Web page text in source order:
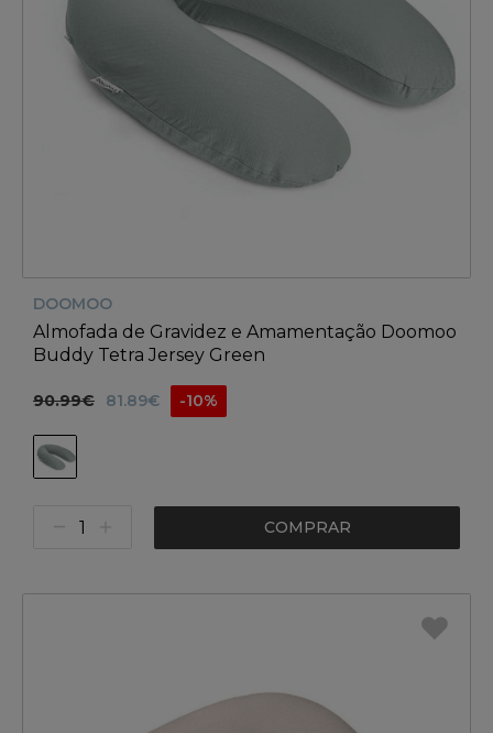
DOOMOO
Almofada de Gravidez e Amamentação Doomoo
Buddy Tetra Jersey Green
90.99€ 81.89€ -10%
COMPRAR